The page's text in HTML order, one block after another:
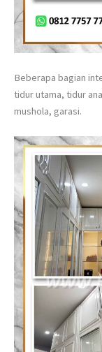
Beberapa bagian
tidur utama, tidur
mushola, garasi.